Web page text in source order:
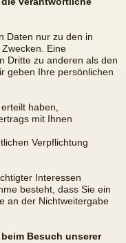
Daten nur zu den in
Eine
Dritte zu anderen als den
geben Ihre persönlichen
haben,
mit Ihnen
Verpflichtung
Interessen
besteht, dass Sie ein
an der Nichtweitergabe
Besuch unserer